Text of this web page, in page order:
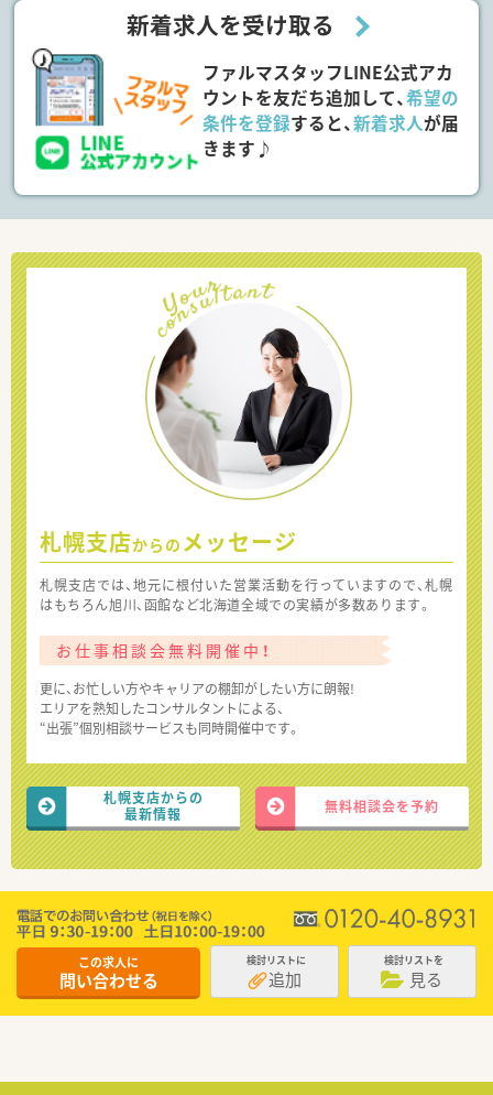
新着求人を受け取る
ファルマスタッフLINE公式アカ
ウントを友だち追加して、希望の
条件を登録すると、新着求人が届
きます♪
札幌支店からの メッセージ
札幌支店では、地元に根付いた営業活動を行っていますので、札幌
はもちろん旭川、函館など北海道全域での実績が多数あります。
お仕事相談会無料開催中！
更に、お忙しい方やキャリアの棚卸がしたい方に朗報!
エリアを熟知したコンサルタントによる、
“出張”個別相談サービスも同時開催中です。
札幌支店からの
最新情報
無料相談会を予約
この求人に
問い合わせる
検討リストに
追加
検討リストを
見る